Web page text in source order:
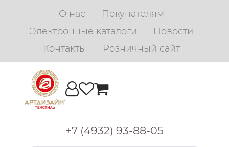
О нас
Покупателям
Электронные каталоги
Новости
Контакты
Розничный сайт
+7 (4932) 93-88-05